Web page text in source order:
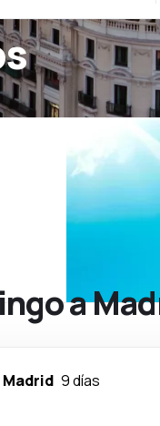
a
Madrid 9 días